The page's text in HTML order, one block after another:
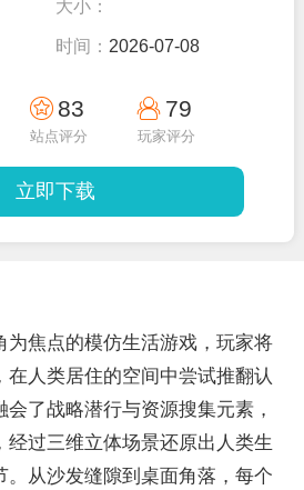
大小：
时间： 2026-07-08
83
站点评分
79
玩家评分
立即下载
为焦点的模仿生活游戏，玩家将
人类居住的空间中尝试推翻认
了战略潜行与资源搜集元素，
经过三维立体场景还原出人类生
。从沙发缝隙到桌面角落，每个